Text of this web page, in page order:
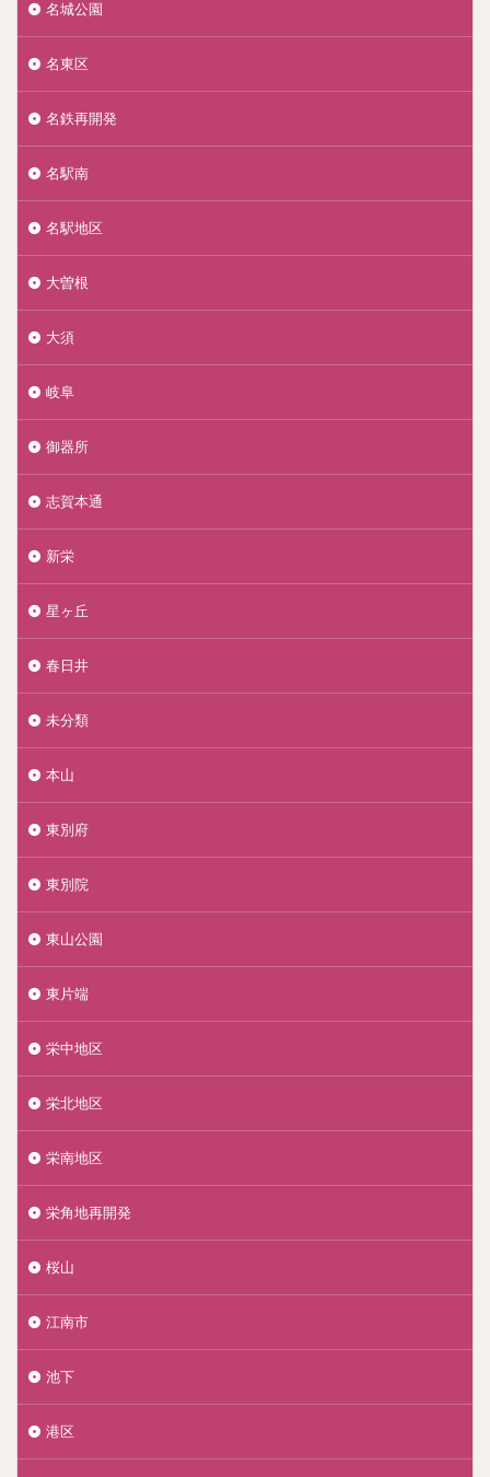
名城公園
名東区
名鉄再開発
名駅南
名駅地区
大曽根
大須
岐阜
御器所
志賀本通
新栄
星ヶ丘
春日井
未分類
本山
東別府
東別院
東山公園
東片端
栄中地区
栄北地区
栄南地区
栄角地再開発
桜山
江南市
池下
港区